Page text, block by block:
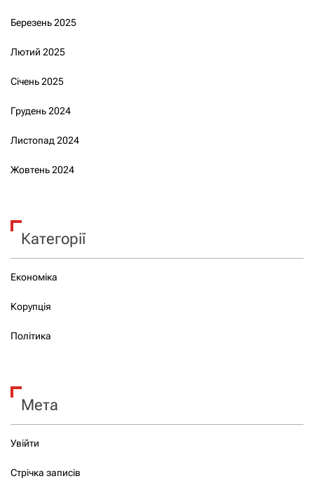
Березень 2025
Лютий 2025
Січень 2025
Грудень 2024
Листопад 2024
Жовтень 2024
Категорії
Економіка
Корупція
Політика
Мета
Увійти
Стрічка записів